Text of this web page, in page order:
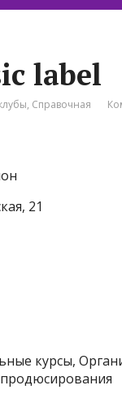
label
, Справочная
21
курсы,
продюсирования